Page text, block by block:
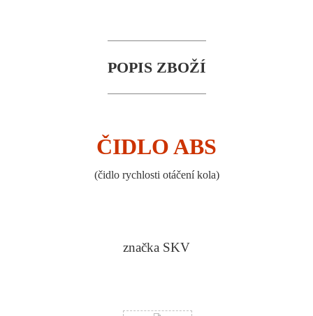
POPIS ZBOŽÍ
ČIDLO ABS
(čidlo rychlosti otáčení kola)
značka SKV